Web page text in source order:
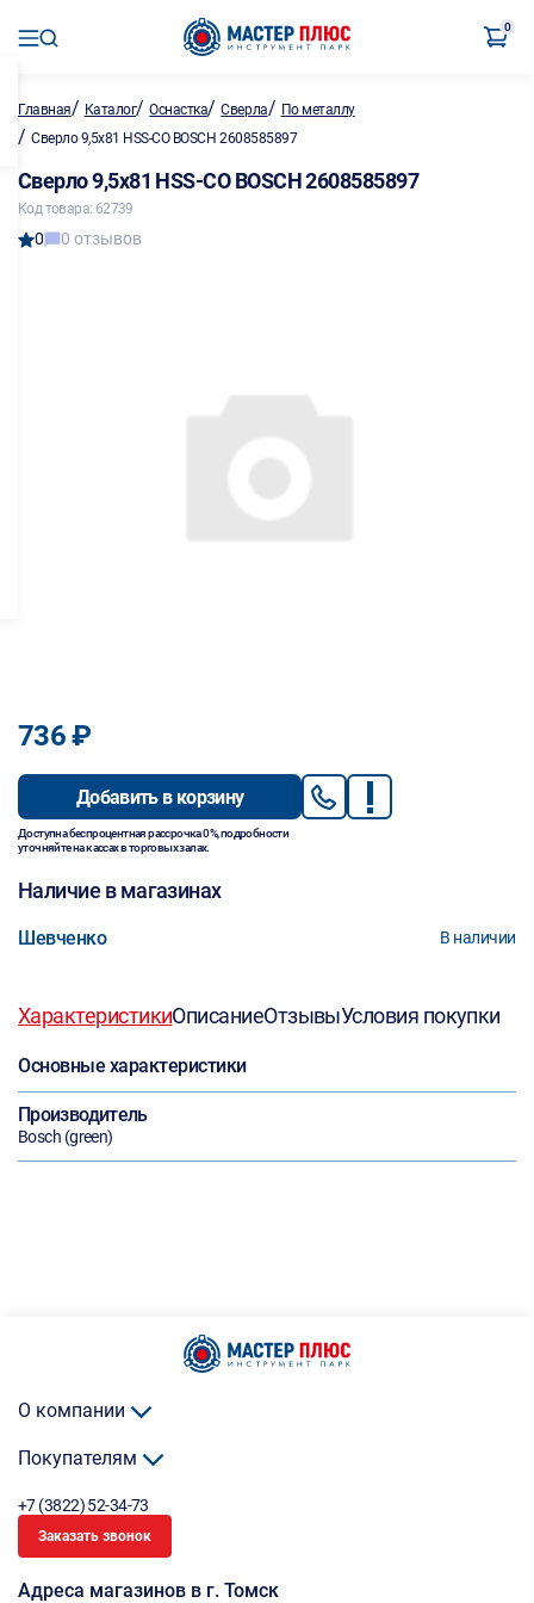
0
Главная/ Каталог/Оснастка/Сверла/ По металлу
/ Сверло 9,5х81 HSS-CO BOSCH 2608585897
Сверло 9,5х81 HSS-CO BOSCH 2608585897
Код товара: 62739
0 0 отзывов
736 ₽
Добавить в корзину
Доступна беспроцентная рассрочка 0%, подробности
уточняйте на кассах в торговых залах.
Наличие в магазинах
Шевченко В наличии
ХарактеристикиОписаниеОтзывыУсловия покупки
Основные характеристики
Производитель
Bosch (green)
О компании
Покупателям
+7 (3822) 52-34-73
Заказать звонок
Адреса магазинов в г. Томск